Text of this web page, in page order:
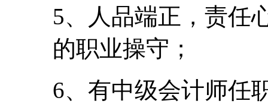
5、人品端正，责任
的职业操守；
6、有中级会计师任